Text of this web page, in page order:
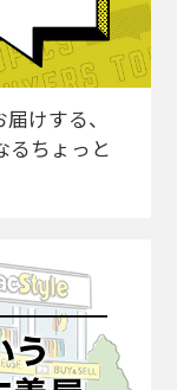
けする、
るちょっと